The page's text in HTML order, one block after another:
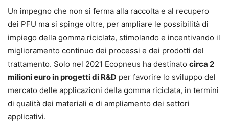
Un impegno che non si ferma alla raccolta e al recupero
dei PFU ma si spinge oltre, per ampliare le possibilità di
impiego della gomma riciclata, stimolando e incentivando il
miglioramento continuo dei processi e dei prodotti del
trattamento. Solo nel 2021 Ecopneus ha destinato circa 2
milioni euro in progetti di R&D per favorire lo sviluppo del
mercato delle applicazioni della gomma riciclata, in termini
di qualità dei materiali e di ampliamento dei settori
applicativi.